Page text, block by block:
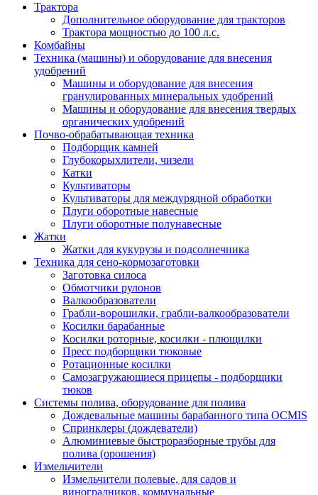
Трактора
Дополнительное оборудование для тракторов
Трактора мощностью до 100 л.с.
Комбайны
Техника (машины) и оборудование для внесения
удобрений
Машины и оборудование для внесения
гранулированных минеральных удобрений
Машины и оборудование для внесения твердых
органических удобрений
Почво-обрабатывающая техника
Подборщик камней
Глубокорыхлители, чизели
Катки
Культиваторы
Культиваторы для междурядной обработки
Плуги оборотные навесные
Плуги оборотные полунавесные
Жатки
Жатки для кукурузы и подсолнечника
Техника для сено-кормозаготовки
Заготовка силоса
Обмотчики рулонов
Валкообразователи
Грабли-ворошилки, грабли-валкообразователи
Косилки барабанные
Косилки роторные, косилки - плющилки
Пресс подборщики тюковые
Ротационные косилки
Самозагружающиеся прицепы - подборщики
тюков
Системы полива, оборудование для полива
Дождевальные машины барабанного типа OCMIS
Спринклеры (дождеватели)
Алюминиевые быстроразборные трубы для
полива (орошения)
Измельчители
Измельчители полевые, для садов и
виноградников, коммунальные